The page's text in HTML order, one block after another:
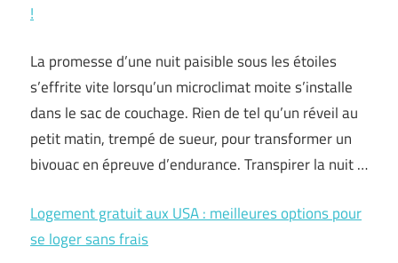
!
La promesse d’une nuit paisible sous les étoiles
s’effrite vite lorsqu’un microclimat moite s’installe
dans le sac de couchage. Rien de tel qu’un réveil au
petit matin, trempé de sueur, pour transformer un
bivouac en épreuve d’endurance. Transpirer la nuit …
Logement gratuit aux USA : meilleures options pour
se loger sans frais